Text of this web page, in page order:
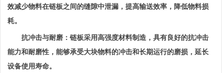
效减少物料在链板之间的缝隙中泄漏，提高输送效率，降低物料损
耗。
抗冲击与耐磨：链板采用高强度材料制造，具有良好的抗冲击
能力和耐磨性，能够承受大块物料的冲击和长期运行的磨损，延长
设备使用寿命。